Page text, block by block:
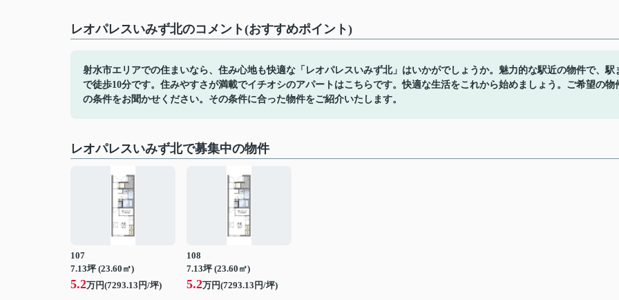
レオパレスいみず北のコメント(おすすめポイント)
射水市エリアでの住まいなら、住み心地も快適な「レオパレスいみず北」はいかがでしょうか。魅力的な駅近の物件で、駅
で徒歩10分です。住みやすさが満載でイチオシのアパートはこちらです。快適な生活をこれから始めましょう。ご希望の物
の条件をお聞かせください。その条件に合った物件をご紹介いたします。
レオパレスいみず北で募集中の物件
107
7.13坪 (23.60㎡)
5.2万円(7293.13円/坪)
108
7.13坪 (23.60㎡)
5.2万円(7293.13円/坪)